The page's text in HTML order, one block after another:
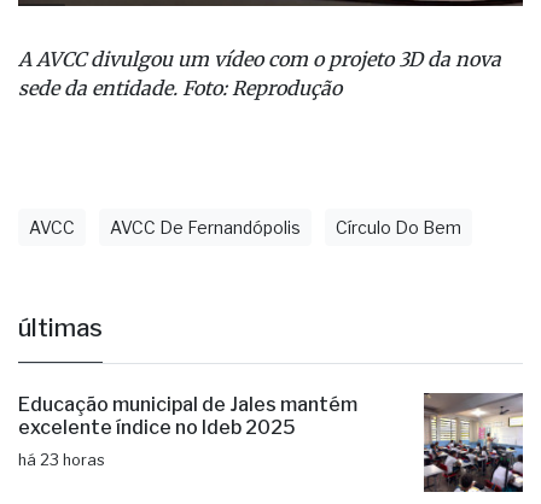
A AVCC divulgou um vídeo com o projeto 3D da nova
sede da entidade. Foto: Reprodução
AVCC AVCC De Fernandópolis Círculo Do Bem
últimas
Educação municipal de Jales mantém
excelente índice no Ideb 2025
há 23 horas